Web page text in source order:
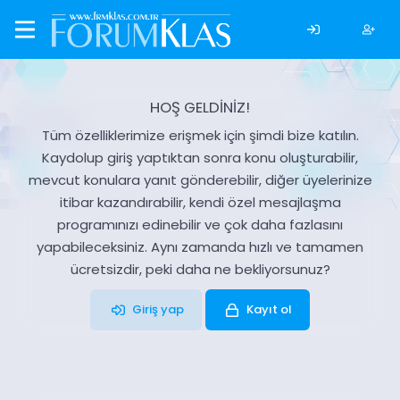
HOŞ GELDİNİZ!
Tüm özelliklerimize erişmek için şimdi bize katılın.
Kaydolup giriş yaptıktan sonra konu oluşturabilir,
mevcut konulara yanıt gönderebilir, diğer üyelerinize
itibar kazandırabilir, kendi özel mesajlaşma
programınızı edinebilir ve çok daha fazlasını
yapabileceksiniz. Aynı zamanda hızlı ve tamamen
ücretsizdir, peki daha ne bekliyorsunuz?
Giriş yap Kayıt ol